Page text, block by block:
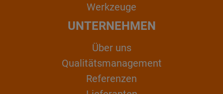
Werkzeuge
UNTERNEHMEN
Über uns
Qualitätsmanagement
Referenzen